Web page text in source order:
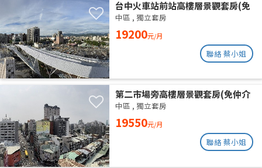
台中火車站前站高樓層景觀套房(免
仲介費)
中區 , 獨立套房
19200元/月
聯絡 蔡小姐
第二市場旁高樓層景觀套房(免仲介
費)
中區 , 獨立套房
19550元/月
聯絡 蔡小姐